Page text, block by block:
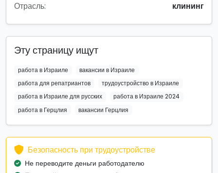
Отрасль:
клининг
Эту страницу ищут
работа в Израиле
вакансии в Израиле
работа для репатриантов
трудоустройство в Израиле
работа в Израиле для русских
работа в Израиле 2024
работа в Герцлия
вакансии Герцлия
Безопасность при трудоустройстве
Не переводите деньги работодателю